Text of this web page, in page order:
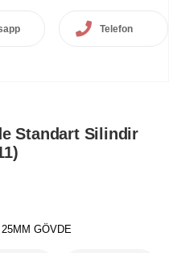
Telefon
Standart Silindir
GÖVDE